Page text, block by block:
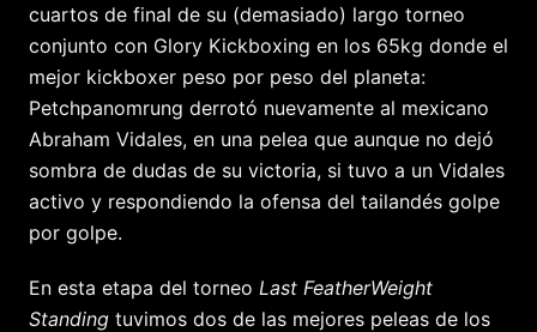
cuartos de final de su (demasiado) largo torneo
conjunto con Glory Kickboxing en los 65kg donde el
mejor kickboxer peso por peso del planeta:
Petchpanomrung derrotó nuevamente al mexicano
Abraham Vidales, en una pelea que aunque no dejó
sombra de dudas de su victoria, si tuvo a un Vidales
activo y respondiendo la ofensa del tailandés golpe
por golpe.
En esta etapa del torneo Last FeatherWeight
Standing tuvimos dos de las mejores peleas de los